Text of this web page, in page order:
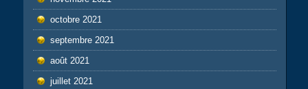
octobre 2021
septembre 2021
août 2021
juillet 2021